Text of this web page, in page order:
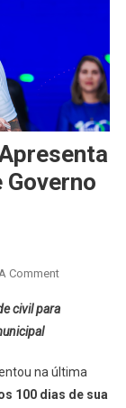
Governo
CommentOn
Gerson
Balanço
Dos
civil para
na última
100 dias de sua